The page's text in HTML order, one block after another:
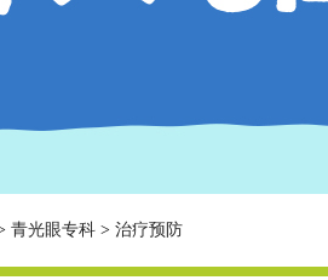
青光眼专科 > 治疗预防